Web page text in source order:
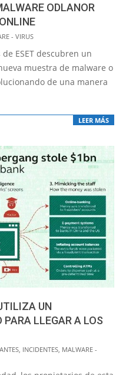
ODLANOR
- VIRUS
ESET descubren un
muestra de malware o
de una manera
LEER MÁS
UN
PARA LLEGAR A LOS
INCIDENTES MALWARE -